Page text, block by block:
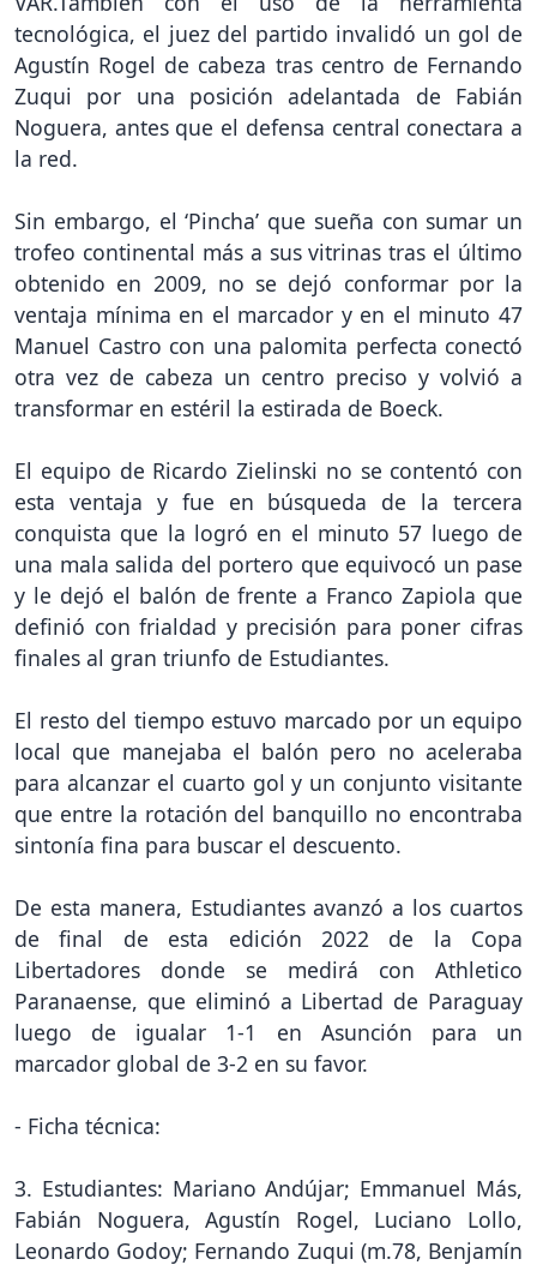
tecnológica, el juez del partido invalidó un gol de
Agustín Rogel de cabeza tras centro de Fernando
Zuqui por una posición adelantada de Fabián
Noguera, antes que el defensa central conectara a
la red.
Sin embargo, el ‘Pincha’ que sueña con sumar un
trofeo continental más a sus vitrinas tras el último
obtenido en 2009, no se dejó conformar por la
ventaja mínima en el marcador y en el minuto 47
Manuel Castro con una palomita perfecta conectó
otra vez de cabeza un centro preciso y volvió a
transformar en estéril la estirada de Boeck.
El equipo de Ricardo Zielinski no se contentó con
esta ventaja y fue en búsqueda de la tercera
conquista que la logró en el minuto 57 luego de
una mala salida del portero que equivocó un pase
y le dejó el balón de frente a Franco Zapiola que
definió con frialdad y precisión para poner cifras
finales al gran triunfo de Estudiantes.
El resto del tiempo estuvo marcado por un equipo
local que manejaba el balón pero no aceleraba
para alcanzar el cuarto gol y un conjunto visitante
que entre la rotación del banquillo no encontraba
sintonía fina para buscar el descuento.
De esta manera, Estudiantes avanzó a los cuartos
de final de esta edición 2022 de la Copa
Libertadores donde se medirá con Athletico
Paranaense, que eliminó a Libertad de Paraguay
luego de igualar 1-1 en Asunción para un
marcador global de 3-2 en su favor.
- Ficha técnica:
3. Estudiantes: Mariano Andújar; Emmanuel Más,
Fabián Noguera, Agustín Rogel, Luciano Lollo,
Leonardo Godoy; Fernando Zuqui (m.78, Benjamín